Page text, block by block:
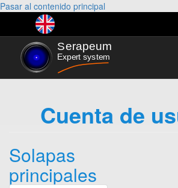
Pasar al contenido principal
Cuenta de
Solapas
principales